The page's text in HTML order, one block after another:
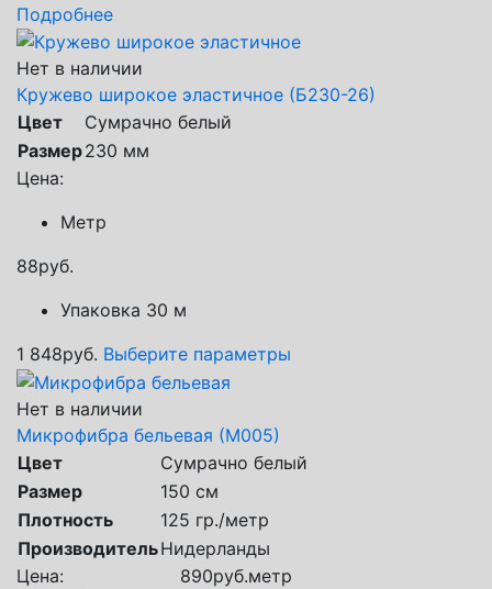
Подробнее
Нет в наличии
Кружево широкое эластичное (Б230-26)
Цвет
Сумрачно белый
Размер230 мм
Цена:
Метр
88руб.
Упаковка 30 м
1 848руб. Выберите параметры
Нет в наличии
Микрофибра бельевая (М005)
Цвет
Сумрачно белый
Размер
150 см
Плотность
125 гр./метр
ПроизводительНидерланды
Цена:
890руб.метр